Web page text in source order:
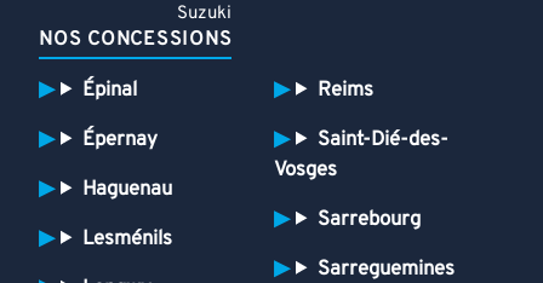
Suzuki
NOS CONCESSIONS
Épinal
Épernay
Haguenau
Lesménils
Reims
Saint-Dié-des-
Vosges
Sarrebourg
Sarreguemines